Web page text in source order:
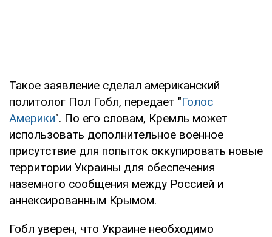
Такое заявление сделал американский
политолог Пол Гобл, передает "Голос
Америки". По его словам, Кремль может
использовать дополнительное военное
присутствие для попыток оккупировать новые
территории Украины для обеспечения
наземного сообщения между Россией и
аннексированным Крымом.
Гобл уверен, что Украине необходимо